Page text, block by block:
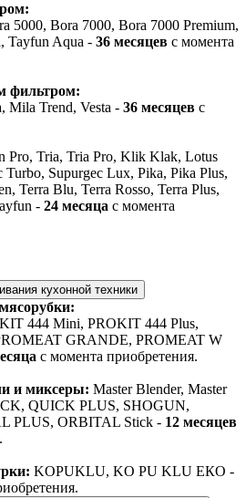
5000, Bora 7000, Bora 7000 Premium,
Tayfun Aqua - 36 месяцев с момента
фильтром:
Mila Trend, Vesta - 36 месяцев с
Pro, Tria, Tria Pro, Klik Klak, Lotus
Turbo, Supurgec Lux, Pika, Pika Plus,
Terra Blu, Terra Rosso, Terra Plus,
- 24 месяца с момента
кухонной техники
444 Mini, PROKIT 444 Plus,
GRANDE, PROMEAT W
с момента приобретения.
и миксеры: Master Blender, Master
QUICK PLUS, SHOGUN,
PLUS, ORBITAL Stick - 12 месяцев
KOPUKLU, KO PU KLU ЕКО -